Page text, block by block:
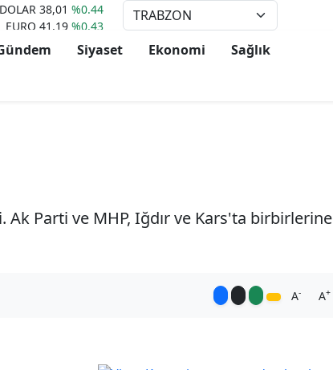
DOLAR 38,01 %0.44
EURO 41,19 %0.43
%0.43
3.683,67
%0.12
Siyaset Ekonomi
Sağlık
Parti ve MHP, Iğdır ve Kars'ta birbirlerine
A- A+